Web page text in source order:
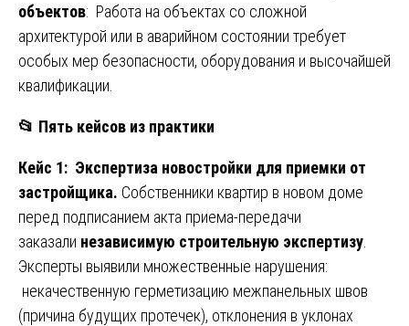
объектов: Работа на объектах со сложной
архитектурой или в аварийном состоянии требует
особых мер безопасности, оборудования и высочайшей
квалификации.
📂 Пять кейсов из практики
Кейс 1: Экспертиза новостройки для приемки от
застройщика. Собственники квартир в новом доме
перед подписанием акта приема-передачи
заказали независимую строительную экспертизу
Эксперты выявили множественные нарушения:
некачественную герметизацию межпанельных швов
(причина будущих протечек), отклонения в уклонах